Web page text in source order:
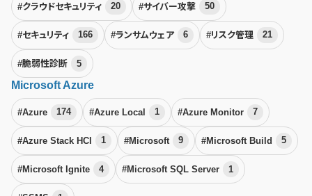
#クラウドセキュリティ 20 #サイバー攻撃 50
#セキュリティ 166 #ランサムウェア 6 #リスク管理 21
#脆弱性診断 5
Microsoft Azure
#Azure 174 #Azure Local 1 #Azure Monitor 7
#Azure Stack HCI 1 #Microsoft 9 #Microsoft Build 5
#Microsoft Ignite 4 #Microsoft SQL Server 1